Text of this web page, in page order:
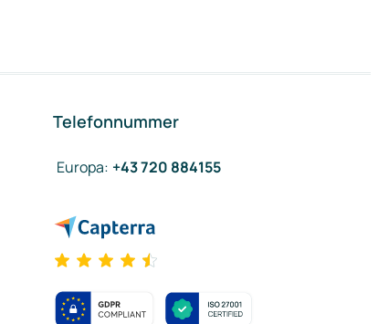
Telefonnummer
Europa: +43 720 884155